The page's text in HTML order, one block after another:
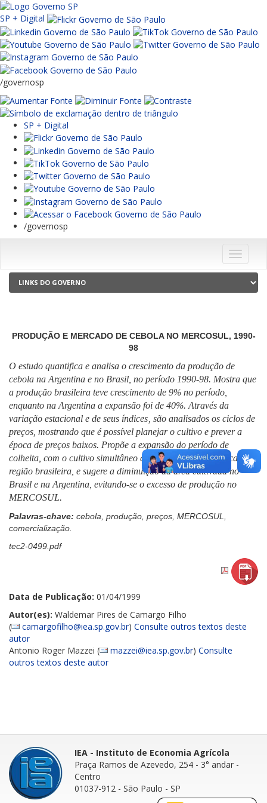
SP + Digital
/governosp
SP + Digital
/governosp
Menu
PRODUÇÃO E MERCADO DE CEBOLA NO MERCOSUL, 1990-
98
O estudo quantifica e analisa o crescimento da produção de
cebola na Argentina e no Brasil, no período 1990-98. Mostra que
a produção brasileira teve crescimento de 9% no período,
enquanto na Argentina a expansão foi de 40%. Através da
variação estacional e de seus índices‚ são analisados os ciclos de
preços, mostrando que é possível planejar o cultivo e prever a
época de preços baixos. Propõe a expansão do período de
colheita, com o cultivo simultâneo de duas variedades em cada
região brasileira, e sugere a diminuição da área cultivada no
Brasil e na Argentina, evitando-se o excesso de produção no
MERCOSUL.
Palavras-chave: cebola, produção, preços, MERCOSUL,
comercialização.
tec2-0499.pdf
Data de Publicação: 01/04/1999
Autor(es): Waldemar Pires de Camargo Filho
(
camargofilho@iea.sp.gov.br) Consulte outros textos deste
autor
Antonio Roger Mazzei (
mazzei@iea.sp.gov.br) Consulte
outros textos deste autor
IEA - Instituto de Economia Agrícola
Praça Ramos de Azevedo, 254 - 3° andar -
Centro
01037-912 - São Paulo - SP